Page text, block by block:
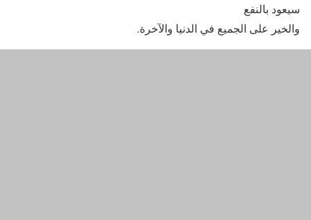
سيعود بالنفع
والخير على الجميع في الدنيا والآخرة.